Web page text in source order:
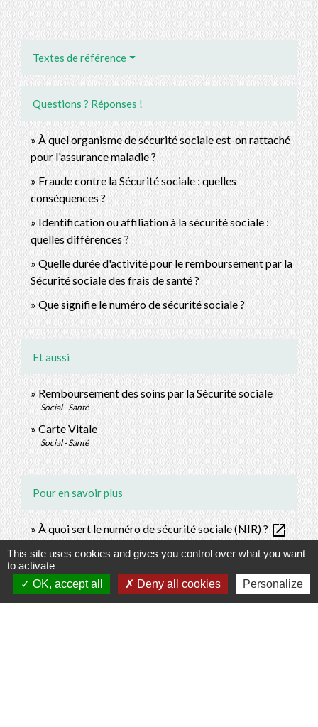
Textes de référence
Questions ? Réponses !
À quel organisme de sécurité sociale est-on rattaché
pour l'assurance maladie ?
Fraude contre la Sécurité sociale : quelles
conséquences ?
Identification ou affiliation à la sécurité sociale :
quelles différences ?
Quelle durée d'activité pour le remboursement par la
Sécurité sociale des frais de santé ?
Que signifie le numéro de sécurité sociale ?
Et aussi
Remboursement des soins par la Sécurité sociale
Social - Santé
Carte Vitale
Social - Santé
Pour en savoir plus
À quoi sert le numéro de sécurité sociale (NIR) ? open_in_new
Vous êtes salarié : votre prise en charge
Caisse nationale d'assurance maladie (Cnam)
This site uses cookies and gives you control over what you want
to activate
OK, accept all
Deny all cookies Personalize